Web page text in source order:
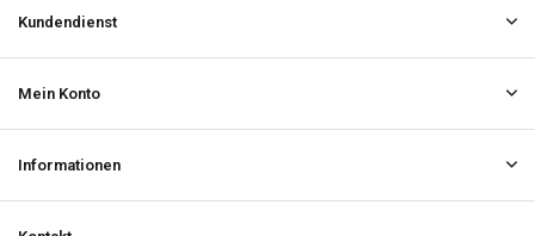
Kundendienst
Mein Konto
Informationen